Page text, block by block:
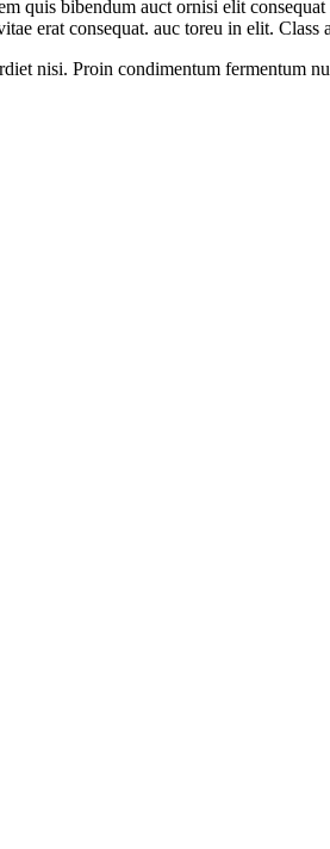
bibendum auct ornisi elit
erat consequat. auc toreu in elit.
nisi. Proin condimentum fermentum